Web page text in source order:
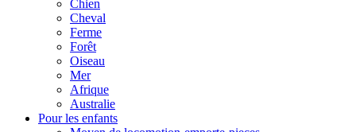
Chien
Cheval
Ferme
Forêt
Oiseau
Mer
Afrique
Australie
Pour les enfants